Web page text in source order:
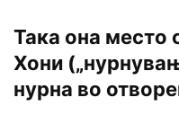
Така она место
Хони
нурна во